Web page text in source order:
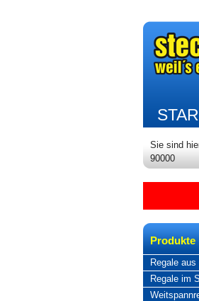
Sie sind
90000
Produkte
Regale aus
Regale im